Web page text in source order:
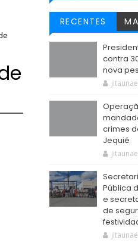
RECENTES
contra
nova
crimes
Jequié
Pública
e
de